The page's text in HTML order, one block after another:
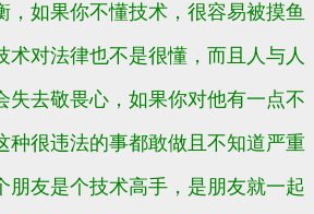
，如果你不懂技术，很容易被摸鱼
术对法律也不是很懂，而且人与人
失去敬畏心，如果你对他有一点不
种很违法的事都敢做且不知道严重
朋友是个技术高手，是朋友就一起